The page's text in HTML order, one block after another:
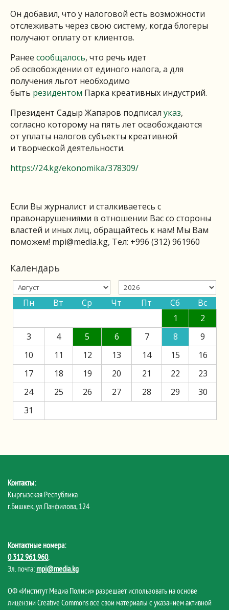
Он добавил, что у налоговой есть возможности
отслеживать через свою систему, когда блогеры
получают оплату от клиентов.
Ранее сообщалось, что речь идет
об освобождении от единого налога, а для
получения льгот необходимо
быть резидентом Парка креативных индустрий.
Президент Садыр Жапаров подписал указ,
согласно которому на пять лет освобождаются
от уплаты налогов субъекты креативной
и творческой деятельности.
https://24.kg/ekonomika/378309/
Если Вы журналист и сталкиваетесь с
правонарушениями в отношении Вас со стороны
властей и иных лиц, обращайтесь к нам! Мы Вам
поможем! mpi@media.kg, Тел: +996 (312) 961960
Календарь
Пн Вт Ср Чт Пт Сб
Вс
1
2
3
4 5 6 7 8
9
10
11 12 13 14 15
16
17
18 19 20 21 22
23
24
25 26 27 28 29
30
31
Контакты:
Кыргызская Республика
г.Бишкек, ул.Панфилова, 124
Контактные номера:
0 312 961 960,
Эл. почта: mpi@media.kg
ОФ «Институт Медиа Полиси» разрешает использовать на основе
лицензии Creative Commons все свои материалы с указанием активной